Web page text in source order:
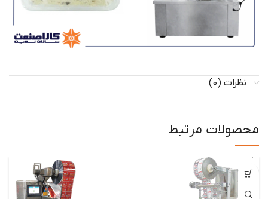
نظرات (0)
محصولات مرتبط